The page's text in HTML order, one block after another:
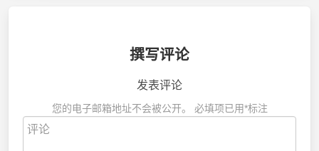
撰写评论
发表评论
您的电子邮箱地址不会被公开。 必填项已用*标注